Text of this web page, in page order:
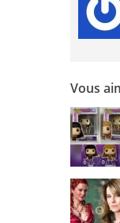
Vous